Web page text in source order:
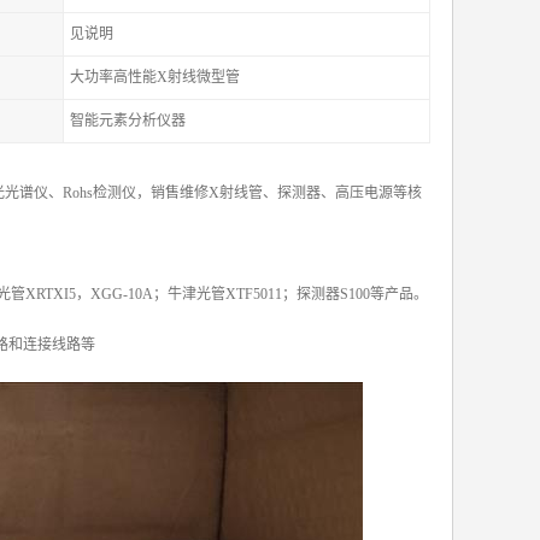
见说明
大功率高性能X射线微型管
智能元素分析仪器
谱仪、Rohs检测仪，销售维修X射线管、探测器、高压电源等核
XRTXI5，XGG-10A；牛津光管XTF5011；探测器S100等产品。
和连接线路等